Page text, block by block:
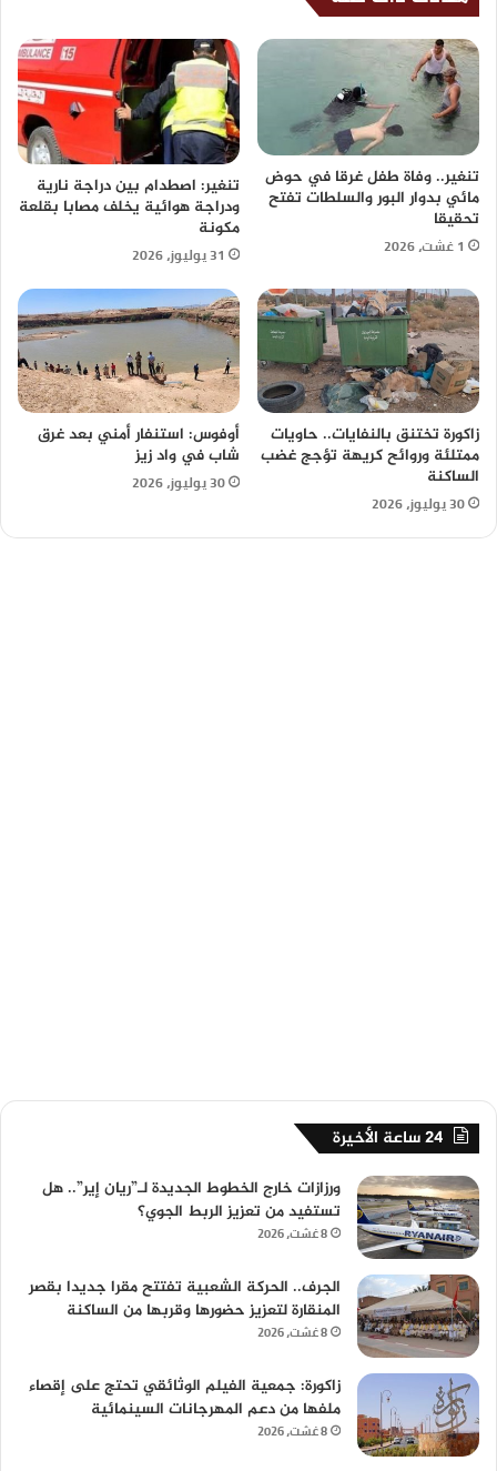
تنغير.. وفاة طفل غرقا في حوض
مائي بدوار البور والسلطات تفتح
تحقيقا
1 غشت، 2026
تنغير: اصطدام بين دراجة نارية
ودراجة هوائية يخلف مصابا بقلعة
مكونة
31 يوليوز، 2026
زاكورة تختنق بالنفايات.. حاويات
ممتلئة وروائح كريهة تؤجج غضب
الساكنة
30 يوليوز، 2026
أوفوس: استنفار أمني بعد غرق
شاب في واد زيز
30 يوليوز، 2026
24 ساعة الأخيرة
ورزازات خارج الخطوط الجديدة لـ”ريان إير”.. هل
تستفيد من تعزيز الربط الجوي؟
8 غشت، 2026
الجرف.. الحركة الشعبية تفتتح مقرا جديدا بقصر
المنقارة لتعزيز حضورها وقربها من الساكنة
8 غشت، 2026
زاكورة: جمعية الفيلم الوثائقي تحتج على إقصاء
ملفها من دعم المهرجانات السينمائية
8 غشت، 2026